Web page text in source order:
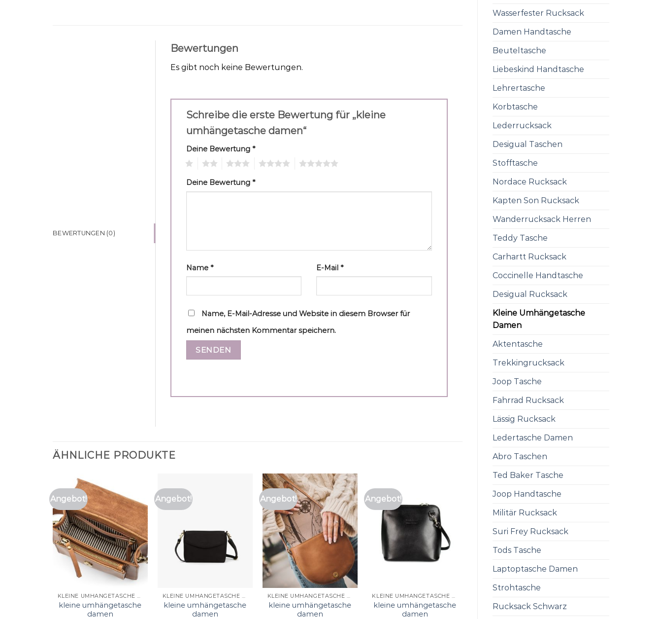
Wasserfester Rucksack
Damen Handtasche
Beuteltasche
Liebeskind Handtasche
Lehrertasche
Korbtasche
Lederrucksack
Desigual Taschen
Stofftasche
Nordace Rucksack
Kapten Son Rucksack
Wanderrucksack Herren
Teddy Tasche
Carhartt Rucksack
Coccinelle Handtasche
Desigual Rucksack
Kleine Umhängetasche
Damen
Aktentasche
Trekkingrucksack
Joop Tasche
Fahrrad Rucksack
Lässig Rucksack
Ledertasche Damen
Abro Taschen
Ted Baker Tasche
Joop Handtasche
Militär Rucksack
Suri Frey Rucksack
Tods Tasche
Laptoptasche Damen
Strohtasche
Rucksack Schwarz
BEWERTUNGEN (0)
Bewertungen
Es gibt noch keine Bewertungen.
Schreibe die erste Bewertung für „kleine
umhängetasche damen“
Deine Bewertung *
Deine Bewertung *
Name * E-Mail*
Name, E-Mail-Adresse und Website in diesem Browser für
meinen nächsten Kommentar speichern.
ÄHNLICHE PRODUKTE
Angebot!
KLEINE UMHÄNGETASCHE DAMEN
kleine umhängetasche
damen
Angebot!
KLEINE UMHÄNGETASCHE DAMEN
kleine umhängetasche
damen
Angebot!
KLEINE UMHÄNGETASCHE DAMEN
kleine umhängetasche
damen
Angebot!
KLEINE UMHÄNGETASCHE DAMEN
kleine umhängetasche
damen